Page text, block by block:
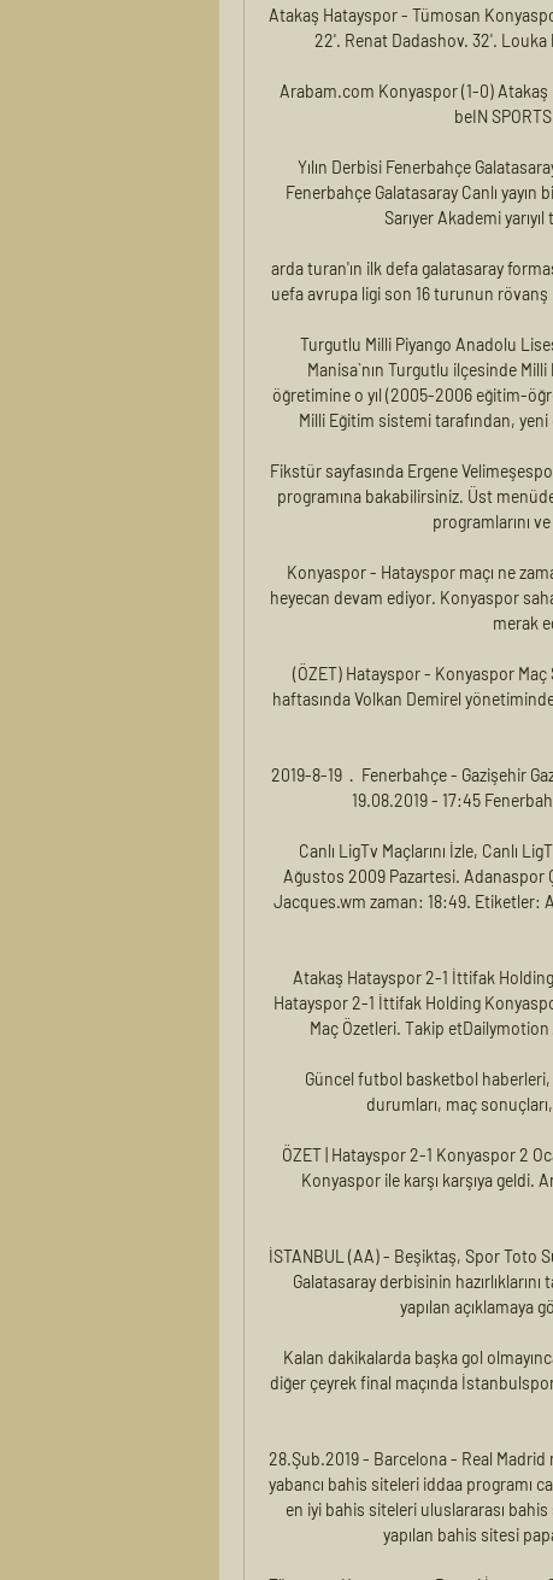
Atakaş Hatayspor - Tümosan
22'. Renat Dadashov. 32'.
Arabam.com Konyaspor (1-0)
beIN
Yılın Derbisi Fenerbahçe
Fenerbahçe Galatasaray Canlı
Sarıyer Akademi
arda turan'ın ilk defa galatasaray
uefa avrupa ligi son 16 turunun rövanş
Turgutlu Milli Piyango Anadolu
Manisa`nın Turgutlu ilçesinde
öğretimine o yıl (2005-2006 eğitim-
Milli Eğitim sistemi tarafından, yeni
Fikstür sayfasında Ergene
programına bakabilirsiniz. Üst
programlarını
Konyaspor - Hatayspor maçı ne
heyecan devam ediyor. Konyaspor
merak
(ÖZET) Hatayspor - Konyaspor
haftasında Volkan Demirel
2019-8-19 · Fenerbahçe - Gazişehir
19.08.2019 - 17:45
Canlı LigTv Maçlarını İzle, Canlı
Ağustos 2009 Pazartesi. Adanaspor
Jacques.wm zaman: 18:49. Etiketler:
Atakaş Hatayspor 2-1 İttifak
Hatayspor 2-1 İttifak Holding
Maç Özetleri. Takip etDailymotion
Güncel futbol basketbol
durumları, maç
ÖZET | Hatayspor 2-1 Konyaspor 2
Konyaspor ile karşı karşıya
İSTANBUL (AA) - Beşiktaş, Spor Toto
Galatasaray derbisinin
yapılan açıklamaya
Kalan dakikalarda başka gol
diğer çeyrek final maçında
28.Şub.2019 - Barcelona - Real Madrid
yabancı bahis siteleri iddaa programı
en iyi bahis siteleri uluslararası
yapılan bahis sitesi